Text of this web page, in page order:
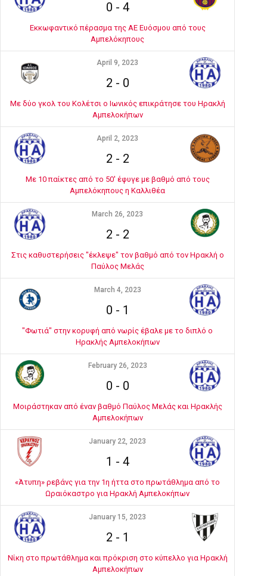
0 - 4
Εκκωφαντικό πέρασμα της ΑΕ Ευόσμου από τους
Αμπελόκηπους
April 9, 2023
2 - 0
Με δύο γκολ του Κολέτσι ο Ιωνικός επικράτησε του Ηρακλή
Αμπελοκήπων
April 2, 2023
2 - 2
Με 10 παίκτες από το 50' έφυγε με βαθμό από τους
Αμπελόκηπους η Καλλιθέα
March 26, 2023
2 - 2
Στις καθυστερήσεις "έκλεψε" τον βαθμό από τον Ηρακλή ο
Παύλος Μελάς
March 4, 2023
0 - 1
"Φωτιά" στην κορυφή από νωρίς έβαλε με το διπλό ο
Ηρακλής Αμπελοκήπων
February 26, 2023
0 - 0
Μοιράστηκαν από έναν βαθμό Παύλος Μελάς και Ηρακλής
Αμπελοκήπων
January 22, 2023
1 - 4
«Άτυπη» ρεβάνς για την 1η ήττα στο πρωτάθλημα από το
Ωραιόκαστρο για Ηρακλή Αμπελοκήπων
January 15, 2023
2 - 1
Νίκη στο πρωτάθλημα και πρόκριση στο κύπελλο για Ηρακλή
Αμπελοκήπων